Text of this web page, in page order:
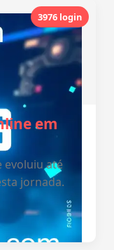
3976 login
em
evoluiu até
jornada.